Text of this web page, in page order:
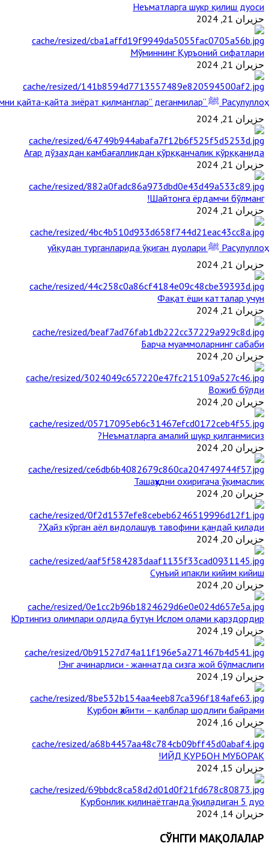
Неъматларга шукр қилиш дуоси
حزيران 21, 2024
Мўминнинг Қуръоний сифатлари
حزيران 21, 2024
Расулуллоҳ ﷺ “Қабримни қайта-қайта зиёрат қилманглар” деганмилар?
حزيران 21, 2024
Агар дўзахдан камбағалликдан қўрққанчалик қўрққанида
حزيران 21, 2024
Шайтонга ёрдамчи бўлманг!
حزيران 21, 2024
Расулуллоҳ ﷺ уйқудан турганларида ўқиган дуолари
حزيران 21, 2024
Фақат ёши катталар учун
حزيران 21, 2024
Барча муаммоларнинг сабаби
حزيران 20, 2024
Вожиб бўлди
حزيران 20, 2024
Неъматларга амалий шукр қилганмисиз?
حزيران 20, 2024
Ташаҳҳудни охиригача ўқимаслик
حزيران 20, 2024
Ҳайз кўрган аёл видолашув тавофини қандай қилади?
حزيران 20, 2024
Сунъий ипакли кийим кийиш
حزيران 20, 2024
Юртингиз олимлари олдида бутун Ислом олами қарздордир
حزيران 19, 2024
Энг ачинарлиси - жаннатда сизга жой бўлмаслиги!
حزيران 19, 2024
Қурбон ҳайити – қалблар шодлиги байрами
حزيران 16, 2024
ИЙД ҚУРБОН МУБОРАК!
حزيران 15, 2024
Қурбонлик қилинаётганда ўқиладиган 5 дуо
حزيران 14, 2024
СЎНГГИ МАҚОЛАЛАР